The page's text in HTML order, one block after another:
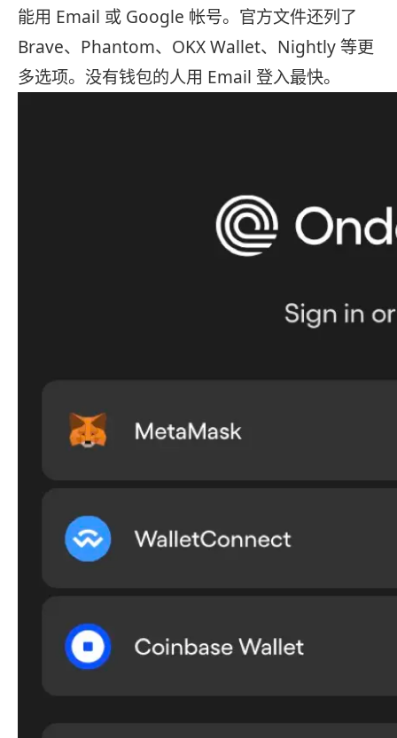
能用 Email 或 Google 帐号。官方文件还列了
Brave、Phantom、OKX Wallet、Nightly 等更
多选项。没有钱包的人用 Email 登入最快。